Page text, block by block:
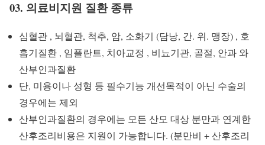
03. 의료비지원 질환 종류
심혈관 , 뇌혈관, 척추, 암, 소화기 (담낭, 간. 위. 맹장) , 호
흡기질환 , 임플란트, 치아교정 , 비뇨기관, 골절, 안과 와
산부인과질환
단, 미용이나 성형 등 필수기능 개선목적이 아닌 수술의
경우에는 제외
산부인과질환의 경우에는 모든 산모 대상 분만과 연계한
산후조리비용은 지원이 가능합니다. (분만비 + 산후조리